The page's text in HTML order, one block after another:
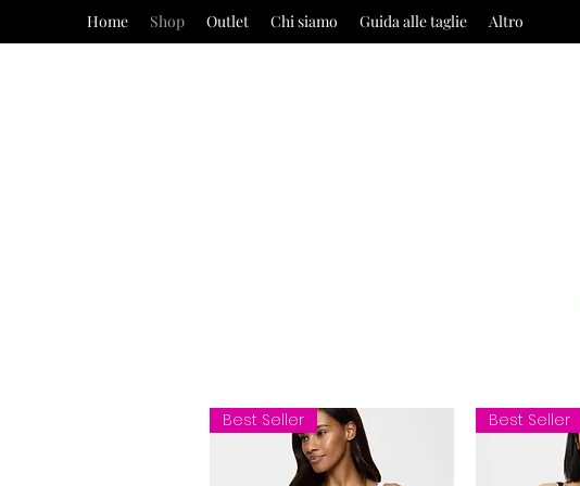
Home Shop Outlet Chi siamo Guida alle taglie Altro
Best Seller Best Seller